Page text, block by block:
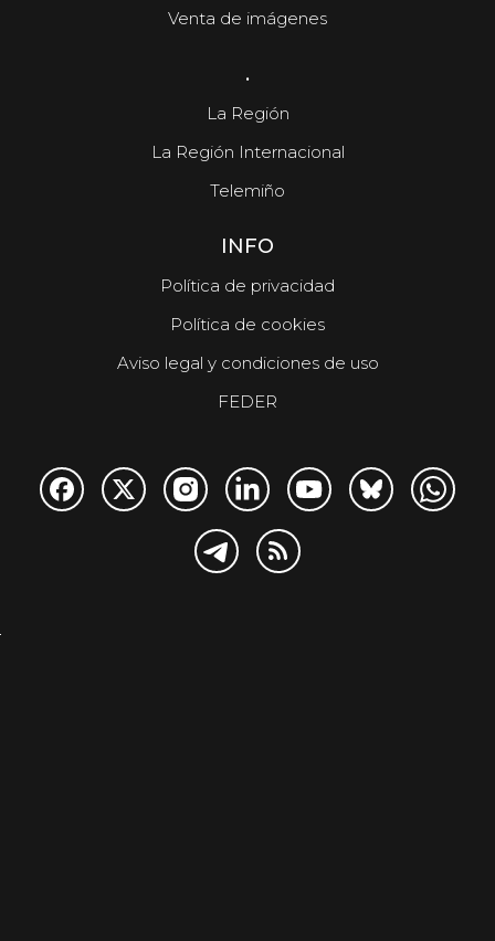
Venta de imágenes
.
La Región
La Región Internacional
Telemiño
INFO
Política de privacidad
Política de cookies
Aviso legal y condiciones de uso
FEDER